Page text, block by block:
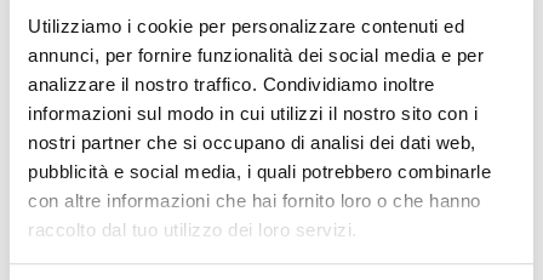
Utilizziamo i cookie per personalizzare contenuti ed
annunci, per fornire funzionalità dei social media e per
analizzare il nostro traffico. Condividiamo inoltre
informazioni sul modo in cui utilizzi il nostro sito con i
nostri partner che si occupano di analisi dei dati web,
pubblicità e social media, i quali potrebbero combinarle
con altre informazioni che hai fornito loro o che hanno
raccolto dal tuo utilizzo dei loro servizi.
4000 € 2,96 € 3,30
5000 € 2,95 € 3,28
6000 € 2,92 € 3,26
7000 € 2,91 € 3,24
8000 € 2,91